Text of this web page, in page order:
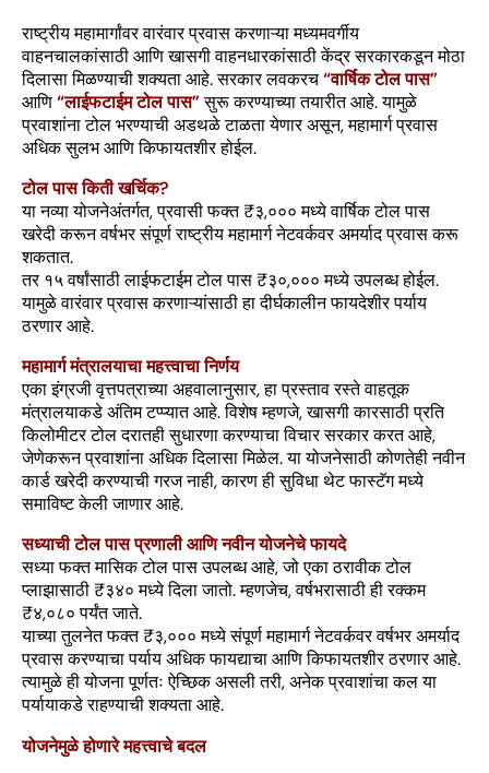
राष्ट्रीय महामार्गांवर वारंवार प्रवास करणाऱ्या मध्यमवर्गीय
वाहनचालकांसाठी आणि खासगी वाहनधारकांसाठी केंद्र सरकारकडून मोठा
दिलासा मिळण्याची शक्यता आहे. सरकार लवकरच“वार्षिक टोल पास”
आणि“लाईफटाईम टोल पास”सुरू करण्याच्या तयारीत आहे. यामुळे
प्रवाशांना टोल भरण्याची अडथळे टाळता येणार असून, महामार्ग प्रवास
अधिक सुलभ आणि किफायतशीर होईल.
टोल पास किती खर्चिक?
या नव्या योजनेअंतर्गत, प्रवासी फक्त ₹३,००० मध्ये वार्षिक टोल पास
खरेदी करून वर्षभर संपूर्ण राष्ट्रीय महामार्ग नेटवर्कवर अमर्याद प्रवास करू
शकतात.
तर १५ वर्षांसाठी लाईफटाईम टोल पास ₹३०,००० मध्ये उपलब्ध होईल.
यामुळे वारंवार प्रवास करणाऱ्यांसाठी हा दीर्घकालीन फायदेशीर पर्याय
ठरणार आहे.
महामार्ग मंत्रालयाचा महत्त्वाचा निर्णय
एका इंग्रजी वृत्तपत्राच्या अहवालानुसार, हा प्रस्ताव रस्ते वाहतूक
मंत्रालयाकडे अंतिम टप्प्यात आहे. विशेष म्हणजे, खासगी कारसाठी प्रति
किलोमीटर टोल दरातही सुधारणा करण्याचा विचार सरकार करत आहे,
जेणेकरून प्रवाशांना अधिक दिलासा मिळेल. या योजनेसाठी कोणतेही नवीन
कार्ड खरेदी करण्याची गरज नाही, कारण ही सुविधा थेट फास्टॅग मध्ये
समाविष्ट केली जाणार आहे.
सध्याची टोल पास प्रणाली आणि नवीन योजनेचे फायदे
सध्या फक्त मासिक टोल पास उपलब्ध आहे, जो एका ठरावीक टोल
प्लाझासाठी ₹३४० मध्ये दिला जातो. म्हणजेच, वर्षभरासाठी ही रक्कम
₹४,०८० पर्यंत जाते.
याच्या तुलनेत फक्त ₹३,००० मध्ये संपूर्ण महामार्ग नेटवर्कवर वर्षभर अमर्याद
प्रवास करण्याचा पर्याय अधिक फायद्याचा आणि किफायतशीर ठरणार आहे.
त्यामुळे ही योजना पूर्णतः ऐच्छिक असली तरी, अनेक प्रवाशांचा कल या
पर्यायाकडे राहण्याची शक्यता आहे.
योजनेमुळे होणारे महत्त्वाचे बदल